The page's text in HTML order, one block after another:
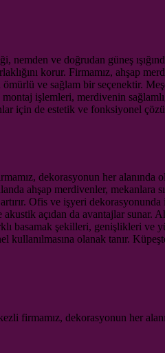
ve doğrudan güneş
korur. Firmamız, ahşap
ve sağlam bir seçenektir.
işlemleri, merdivenin
için de estetik ve fonksiyonel
dekorasyonun her alanında
ahşap merdivenler, mekanlara
Ofis ve işyeri
açıdan da avantajlar sunar.
basamak şekilleri, genişlikleri ve
olanak tanır.
firmamız, dekorasyonun her